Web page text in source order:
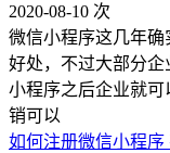
2020-08-10 次
微信小程序这几年
好处，不过大部分
小程序之后企业就
销可以
如何注册微信小程序